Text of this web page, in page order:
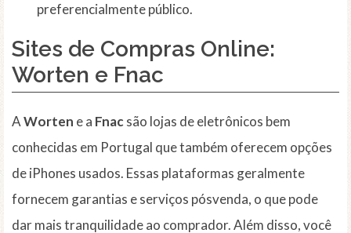
preferencialmente público.
Sites de Compras Online:
Worten e Fnac
AWorten e a Fnacsão lojas de eletrônicos bem
conhecidas em Portugal que também oferecem opções
de iPhones usados. Essas plataformas geralmente
fornecem garantias e serviços pósvenda, o que pode
dar mais tranquilidade ao comprador. Além disso, você